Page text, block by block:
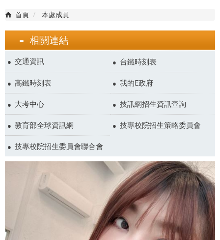
首頁 本處成員
相關連結
交通資訊 台鐵時刻表
高鐵時刻表 我的E政府
大考中心 技訊網招生資訊查詢
教育部全球資訊網 技專校院招生策略委員會
技專校院招生委員會聯合會